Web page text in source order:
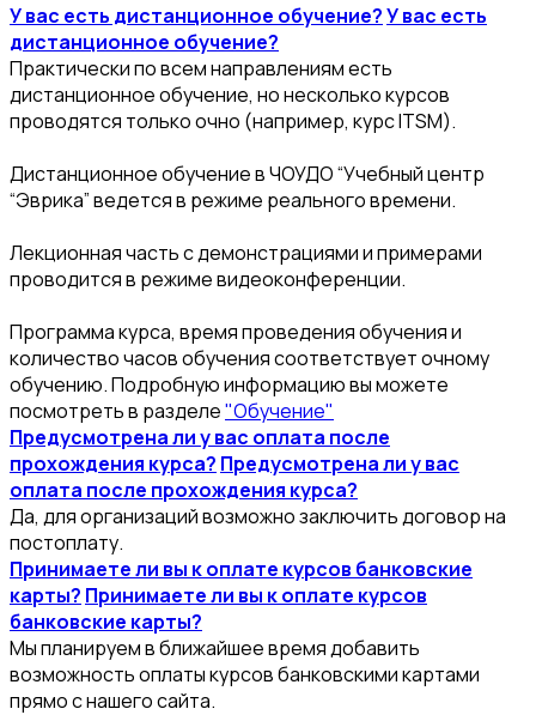
У вас есть дистанционное обучение?У вас есть
дистанционное обучение?
Практически по всем направлениям есть
дистанционное обучение, но несколько курсов
проводятся только очно (например, курс ITSM).
Дистанционное обучение в ЧОУДО “Учебный центр
“Эврика” ведется в режиме реального времени.
Лекционная часть с демонстрациями и примерами
проводится в режиме видеоконференции.
Программа курса, время проведения обучения и
количество часов обучения соответствует очному
обучению. Подробную информацию вы можете
посмотреть в разделе"Обучение"
Предусмотрена ли у вас оплата после
прохождения курса? Предусмотрена ли у вас
оплата после прохождения курса?
Да, для организаций возможно заключить договор на
постоплату.
Принимаете ли вы к оплате курсов банковские
карты? Принимаете ли вы к оплате курсов
банковские карты?
Мы планируем в ближайшее время добавить
возможность оплаты курсов банковскими картами
прямо с нашего сайта.